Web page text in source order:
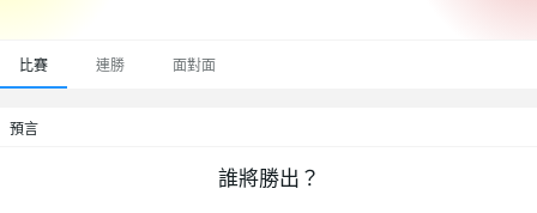
比賽 連勝 面對面
預言
誰將勝出？